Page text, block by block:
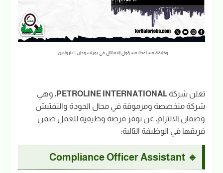
وظيفة مساعدة مسؤول الامتثال في بورتسودان | بترولاين
تعلن شركة PETROLINE INTERNATIONAL، وهي
شركة متخصصة ومرموقة في مجال الجودة والتفتيش
وضمان الالتزام، عن توفر فرصة وظيفية للعمل ضمن
فريقها في الوظيفة التالية:
🔹 Compliance Officer Assistant